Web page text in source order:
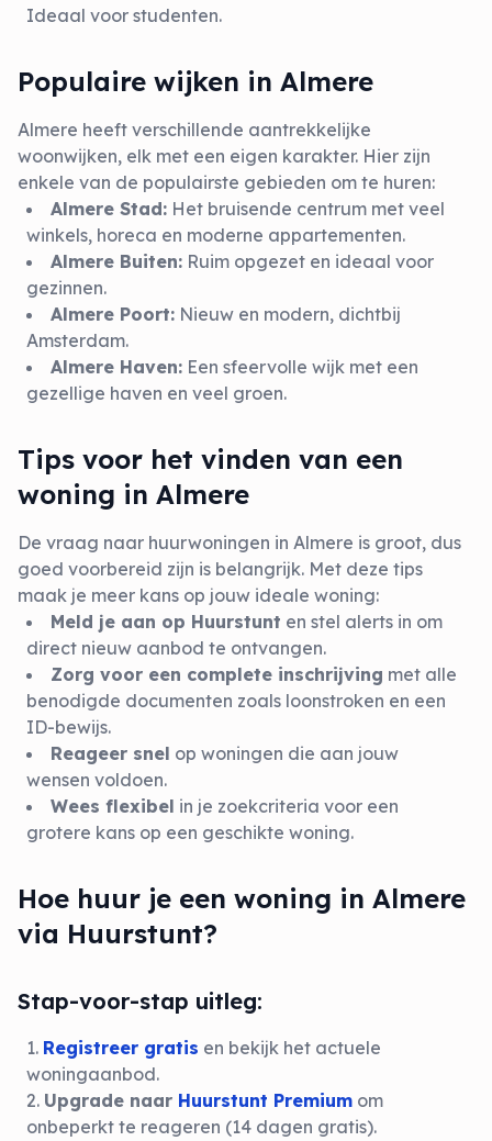
Ideaal voor studenten.
Populaire wijken in Almere
Almere heeft verschillende aantrekkelijke
woonwijken, elk met een eigen karakter. Hier zijn
enkele van de populairste gebieden om te huren:
Almere Stad: Het bruisende centrum met veel
winkels, horeca en moderne appartementen.
Almere Buiten: Ruim opgezet en ideaal voor
gezinnen.
Almere Poort: Nieuw en modern, dichtbij
Amsterdam.
Almere Haven: Een sfeervolle wijk met een
gezellige haven en veel groen.
Tips voor het vinden van een
woning in Almere
De vraag naar huurwoningen in Almere is groot, dus
goed voorbereid zijn is belangrijk. Met deze tips
maak je meer kans op jouw ideale woning:
Meld je aan op Huurstunt en stel alerts in om
direct nieuw aanbod te ontvangen.
Zorg voor een complete inschrijving met alle
benodigde documenten zoals loonstroken en een
ID-bewijs.
Reageer snel op woningen die aan jouw
wensen voldoen.
Wees flexibel in je zoekcriteria voor een
grotere kans op een geschikte woning.
Hoe huur je een woning in Almere
via Huurstunt?
Stap-voor-stap uitleg:
Registreer gratis en bekijk het actuele
woningaanbod.
Upgrade naar Huurstunt Premium om
onbeperkt te reageren (14 dagen gratis).